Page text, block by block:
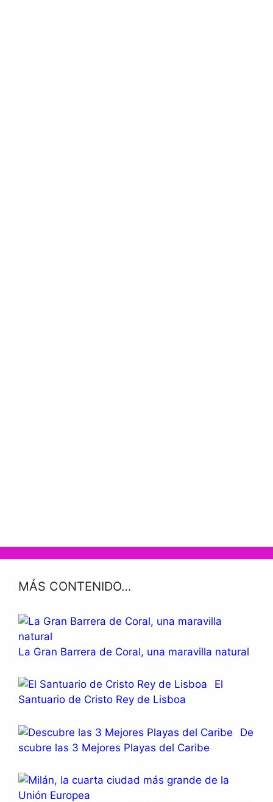
MÁS CONTENIDO…
La Gran Barrera de Coral, una maravilla natural
El
Santuario de Cristo Rey de Lisboa
De
scubre las 3 Mejores Playas del Caribe